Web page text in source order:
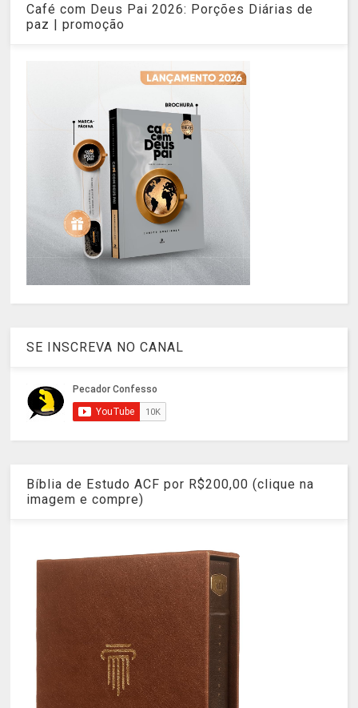
Café com Deus Pai 2026: Porções Diárias de
paz | promoção
SE INSCREVA NO CANAL
Bíblia de Estudo ACF por R$200,00 (clique na
imagem e compre)